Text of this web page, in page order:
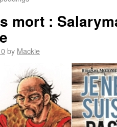
mort :
by Mackie